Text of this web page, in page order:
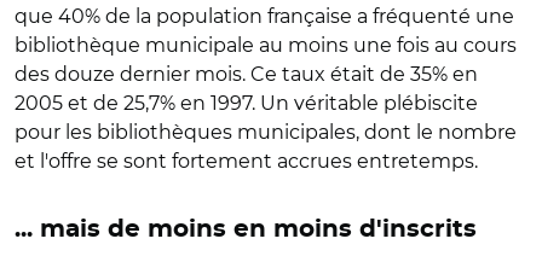
que 40% de la population française a fréquenté une
bibliothèque municipale au moins une fois au cours
des douze dernier mois. Ce taux était de 35% en
2005 et de 25,7% en 1997. Un véritable plébiscite
pour les bibliothèques municipales, dont le nombre
et l'offre se sont fortement accrues entretemps.
... mais de moins en moins d'inscrits